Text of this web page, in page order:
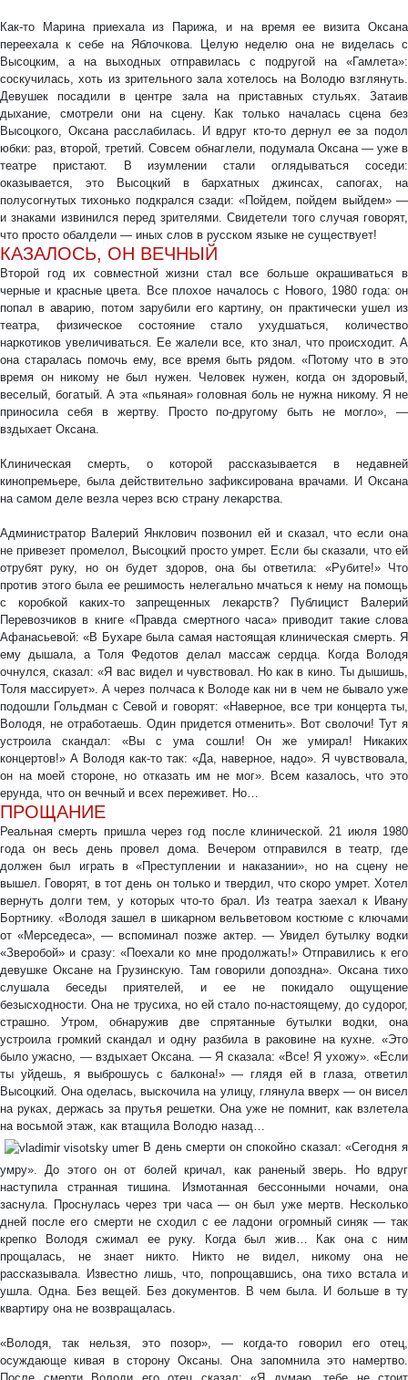
Как-то Марина приехала из Парижа, и на время ее визита Оксана
переехала к себе на Яблочкова. Целую неделю она не виделась с
Высоцким, а на выходных отправилась с подругой на «Гамлета»:
соскучилась, хоть из зрительного зала хотелось на Володю взглянуть.
Девушек посадили в центре зала на приставных стульях. Затаив
дыхание, смотрели они на сцену. Как только началась сцена без
Высоцкого, Оксана расслабилась. И вдруг кто-то дернул ее за подол
юбки: раз, второй, третий. Совсем обнаглели, подумала Оксана — уже в
театре пристают. В изумлении стали оглядываться соседи:
оказывается, это Высоцкий в бархатных джинсах, сапогах, на
полусогнутых тихонько подкрался сзади: «Пойдем, пойдем выйдем» —
и знаками извинился перед зрителями. Свидетели того случая говорят,
что просто обалдели — иных слов в русском языке не существует!
КАЗАЛОСЬ, ОН ВЕЧНЫЙ
Второй год их совместной жизни стал все больше окрашиваться в
черные и красные цвета. Все плохое началось с Нового, 1980 года: он
попал в аварию, потом зарубили его картину, он практически ушел из
театра, физическое состояние стало ухудшаться, количество
наркотиков увеличиваться. Ее жалели все, кто знал, что происходит. А
она старалась помочь ему, все время быть рядом. «Потому что в это
время он никому не был нужен. Человек нужен, когда он здоровый,
веселый, богатый. А эта «пьяная» головная боль не нужна никому. Я не
приносила себя в жертву. Просто по-другому быть не могло», —
вздыхает Оксана.
Клиническая смерть, о которой рассказывается в недавней
кинопремьере, была действительно зафиксирована врачами. И Оксана
на самом деле везла через всю страну лекарства.
Администратор Валерий Янклович позвонил ей и сказал, что если она
не привезет промелол, Высоцкий просто умрет. Если бы сказали, что ей
отрубят руку, но он будет здоров, она бы ответила: «Рубите!» Что
против этого была ее решимость нелегально мчаться к нему на помощь
с коробкой каких-то запрещенных лекарств? Публицист Валерий
Перевозчиков в книге «Правда смертного часа» приводит такие слова
Афанасьевой: «В Бухаре была самая настоящая клиническая смерть. Я
ему дышала, а Толя Федотов делал массаж сердца. Когда Володя
очнулся, сказал: «Я вас видел и чувствовал. Но как в кино. Ты дышишь,
Толя массирует». А через полчаса к Володе как ни в чем не бывало уже
подошли Гольдман с Севой и говорят: «Наверное, все три концерта ты,
Володя, не отработаешь. Один придется отменить». Вот сволочи! Тут я
устроила скандал: «Вы с ума сошли! Он же умирал! Никаких
концертов!» А Володя как-то так: «Да, наверное, надо». Я чувствовала,
он на моей стороне, но отказать им не мог». Всем казалось, что это
ерунда, что он вечный и всех переживет. Но…
ПРОЩАНИЕ
Реальная смерть пришла через год после клинической. 21 июля 1980
года он весь день провел дома. Вечером отправился в театр, где
должен был играть в «Преступлении и наказании», но на сцену не
вышел. Говорят, в тот день он только и твердил, что скоро умрет. Хотел
вернуть долги тем, у которых что-то брал. Из театра заехал к Ивану
Бортнику. «Володя зашел в шикарном вельветовом костюме с ключами
от «Мерседеса», — вспоминал позже актер. — Увидел бутылку водки
«Зверобой» и сразу: «Поехали ко мне продолжать!» Отправились к его
девушке Оксане на Грузинскую. Там говорили допоздна». Оксана тихо
слушала беседы приятелей, и ее не покидало ощущение
безысходности. Она не трусиха, но ей стало по-настоящему, до судорог,
страшно. Утром, обнаружив две спрятанные бутылки водки, она
устроила громкий скандал и одну разбила в раковине на кухне. «Это
было ужасно, — вздыхает Оксана. — Я сказала: «Все! Я ухожу». «Если
ты уйдешь, я выброшусь с балкона!» — глядя ей в глаза, ответил
Высоцкий. Она оделась, выскочила на улицу, глянула вверх — он висел
на руках, держась за прутья решетки. Она уже не помнит, как взлетела
на восьмой этаж, как втащила Володю назад…
В день смерти он спокойно сказал: «Сегодня я
умру». До этого он от болей кричал, как раненый зверь. Но вдруг
наступила странная тишина. Измотанная бессонными ночами, она
заснула. Проснулась через три часа — он был уже мертв. Несколько
дней после его смерти не сходил с ее ладони огромный синяк — так
крепко Володя сжимал ее руку. Когда был жив… Как она с ним
прощалась, не знает никто. Никто не видел, никому она не
рассказывала. Известно лишь, что, попрощавшись, она тихо встала и
ушла. Одна. Без вещей. Без документов. В чем была. И больше в ту
квартиру она не возвращалась.
«Володя, так нельзя, это позор», — когда-то говорил его отец,
осуждающе кивая в сторону Оксаны. Она запомнила это намертво.